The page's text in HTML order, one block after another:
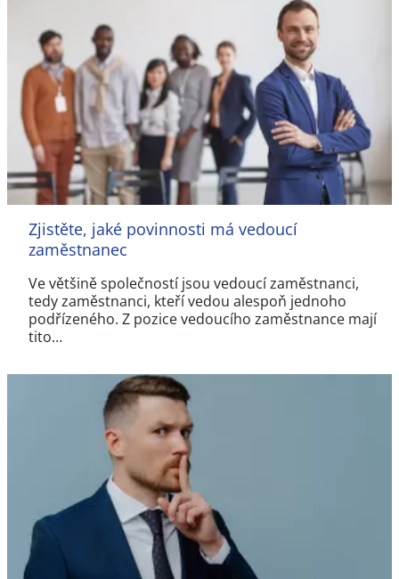
Zjistěte, jaké povinnosti má vedoucí
zaměstnanec
Ve většině společností jsou vedoucí zaměstnanci,
tedy zaměstnanci, kteří vedou alespoň jednoho
podřízeného. Z pozice vedoucího zaměstnance mají
tito…